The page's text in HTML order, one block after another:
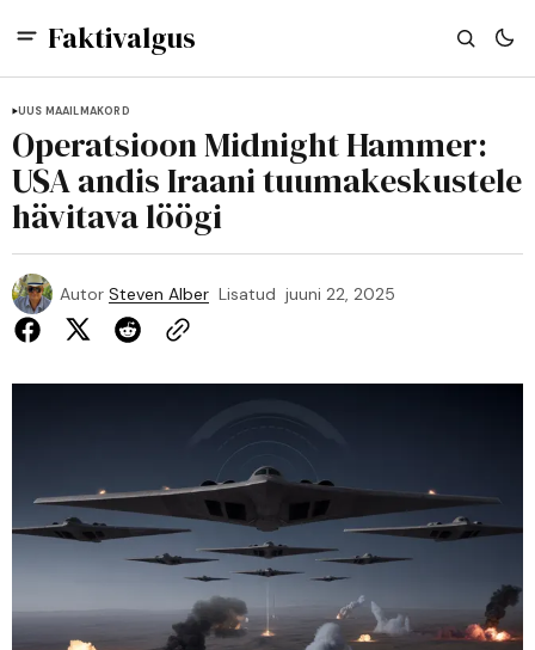
Faktivalgus
UUS MAAILMAKORD
Operatsioon Midnight Hammer:
USA andis Iraani tuumakeskustele
hävitava löögi
Autor Steven Alber Lisatud juuni 22, 2025